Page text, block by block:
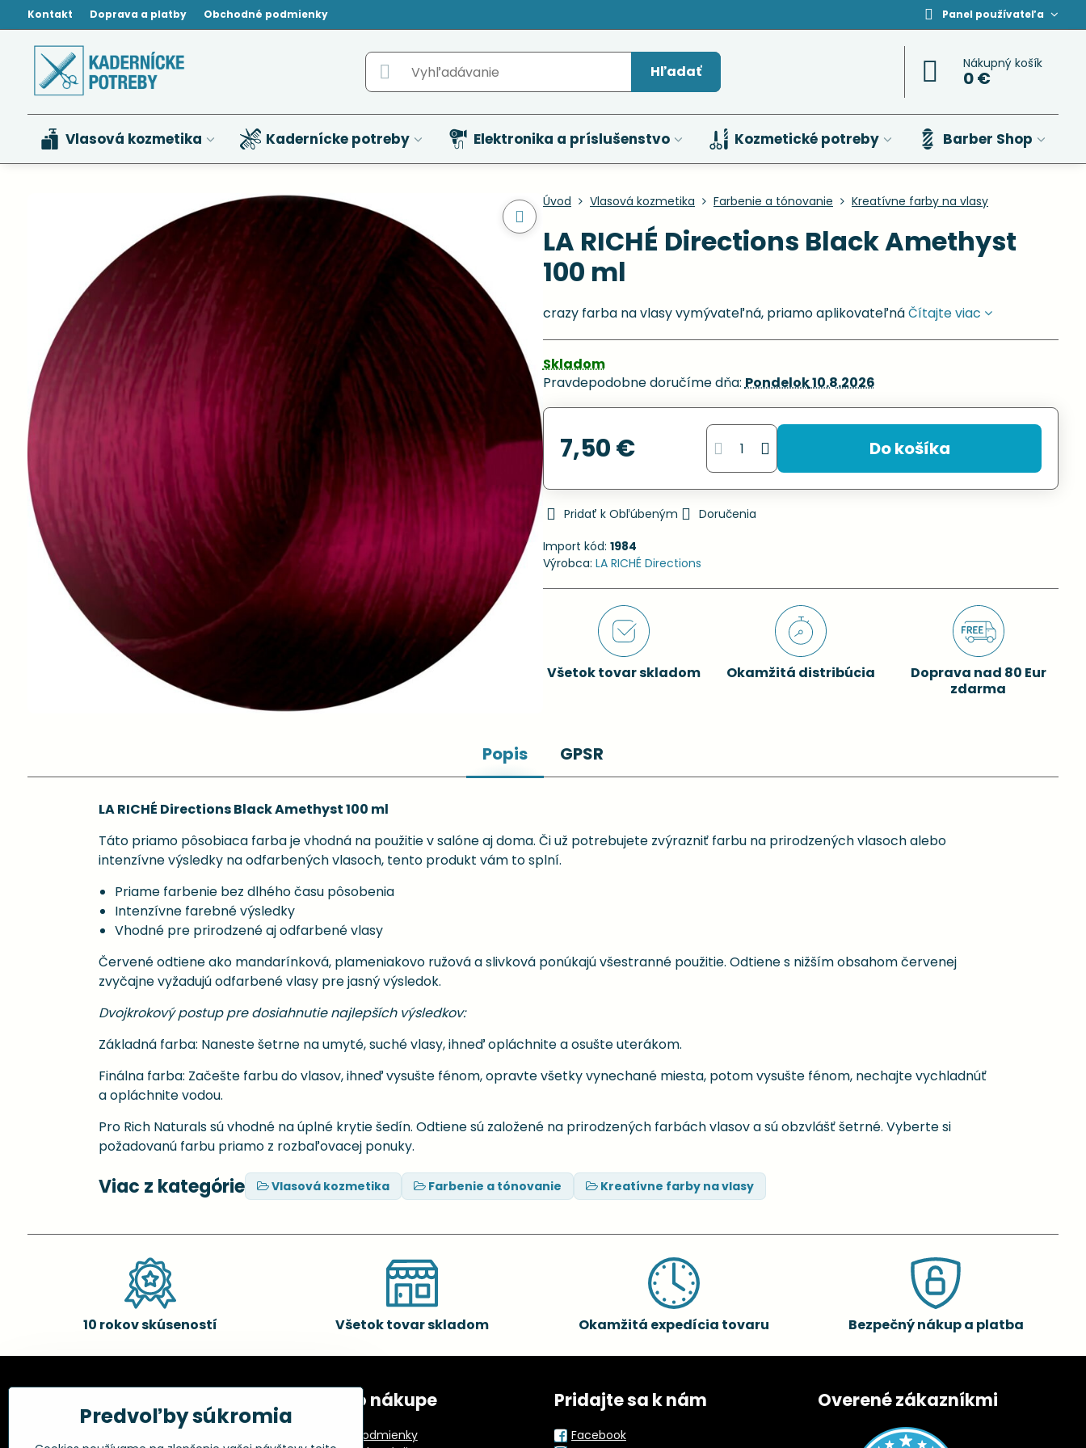
Kontakt Doprava a platby Obchodné podmienky Panel používateľa
Hľadať Nákupný košík
0 €
Vlasová kozmetika Kadernícke potreby Elektronika a príslušenstvo Kozmetické potreby Barber Shop
Úvod Vlasová kozmetika Farbenie a tónovanie Kreatívne farby na vlasy
LA RICHÉ Directions Black Amethyst
100 ml
crazy farba na vlasy vymývateľná, priamo aplikovateľnáČítajte viac
Skladom
Pravdepodobne doručíme dňa:Pondelok10.8.2026
7,50 € Do košíka
Pridať k Obľúbeným
Doručenia
Import kód: 1984
Výrobca: LA RICHÉ Directions
Všetok tovar skladom Okamžitá distribúcia
Doprava nad 80 Eur
zdarma
Popis GPSR
LA RICHÉ Directions Black Amethyst 100 ml
Táto priamo pôsobiaca farba je vhodná na použitie v salóne aj doma. Či už potrebujete zvýrazniť farbu na prirodzených vlasoch alebo
intenzívne výsledky na odfarbených vlasoch, tento produkt vám to splní.
Priame farbenie bez dlhého času pôsobenia
Intenzívne farebné výsledky
Vhodné pre prirodzené aj odfarbené vlasy
Červené odtiene ako mandarínková, plameniakovo ružová a slivková ponúkajú všestranné použitie. Odtiene s nižším obsahom červenej
zvyčajne vyžadujú odfarbené vlasy pre jasný výsledok.
Dvojkrokový postup pre dosiahnutie najlepších výsledkov:
Základná farba: Naneste šetrne na umyté, suché vlasy, ihneď opláchnite a osušte uterákom.
Finálna farba: Začešte farbu do vlasov, ihneď vysušte fénom, opravte všetky vynechané miesta, potom vysušte fénom, nechajte vychladnúť
a opláchnite vodou.
Pro Rich Naturals sú vhodné na úplné krytie šedín. Odtiene sú založené na prirodzených farbách vlasov a sú obzvlášť šetrné. Vyberte si
požadovanú farbu priamo z rozbaľovacej ponuky.
Viac z kategórie Vlasová kozmetika Farbenie a tónovanie Kreatívne farby na vlasy
10 rokov skúseností Všetok tovar skladom Okamžitá expedícia tovaru Bezpečný nákup a platba
Kadernícke potreby, s.r.o.
Fakturačné údaje:
Všetko o nákupe
Obchodné podmienky
Pridajte sa k nám
Facebook
Overené zákazníkmi
Predvoľby súkromia